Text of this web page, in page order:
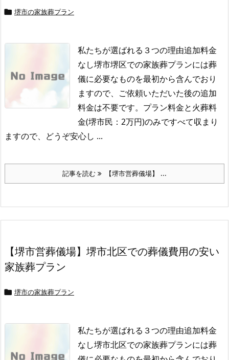
 堺市の家族葬プラン
私たちが選ばれる３つの理由追加料金
なし堺市堺区での家族葬プランには葬
儀に必要なものを最初から含んでおり
ますので、ご依頼いただいた後の追加
料金は不要です。 プラン料金と火葬料
金(堺市民：2万円)のみですべて収まり
ますので、どうぞ安心し ...
記事を読む 【堺市営葬儀場】 ...
【堺市営葬儀場】堺市北区での葬儀費用の安い
家族葬プラン
 堺市の家族葬プラン
私たちが選ばれる３つの理由追加料金
なし堺市北区での家族葬プランには葬